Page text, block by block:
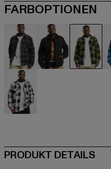
FARBOPTIONEN
schwarz
PRODUKT DETAILS